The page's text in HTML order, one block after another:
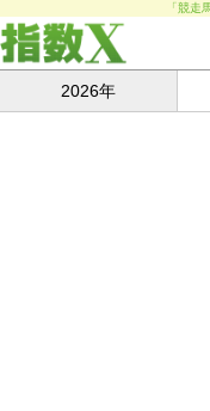
「競走
2026年